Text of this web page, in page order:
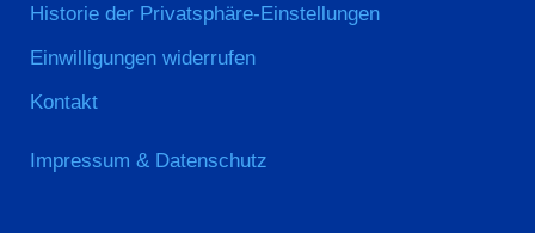
Historie der Privatsphäre-Einstellungen
Einwilligungen widerrufen
Kontakt
Impressum & Datenschutz